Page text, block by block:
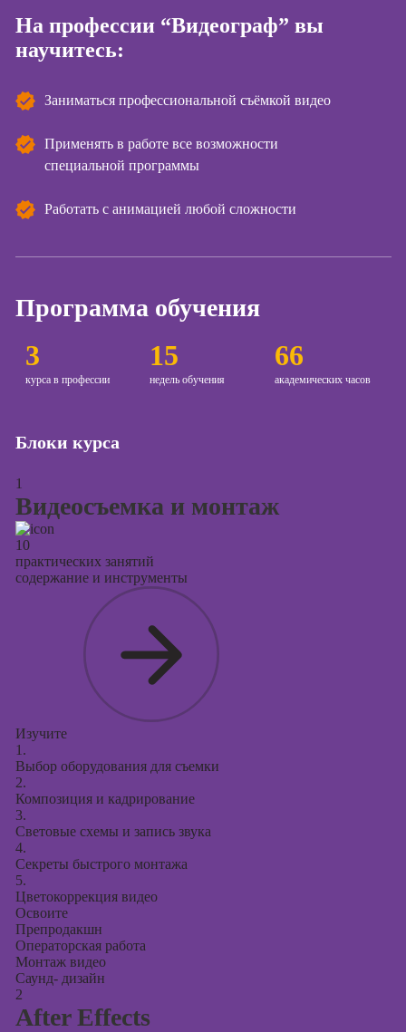
Онлайн-обучение Курсы
поисковой
сайтов на Tilda
Курсы
На профессии “Видеограф” вы
научитесь:
Заниматься профессиональной съёмкой видео
Применять в работе все возможности
специальной программы
Работать с анимацией любой сложности
3
курса в профессии
15
недель обучения
66
академических часов
Программа обучения
Блоки курса
1
Видеосъемка и монтаж
10
практических занятий
содержание и инструменты
Изучите
1.
Выбор оборудования для съемки
2.
Композиция и кадрирование
3.
Световые схемы и запись звука
4.
Секреты быстрого монтажа
5.
Цветокоррекция видео
Освоите
Препродакшн
Операторская работа
Монтаж видео
Саунд- дизайн
2
After Effects